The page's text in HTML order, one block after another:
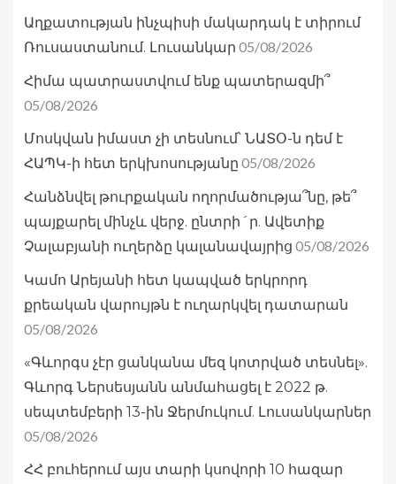
Աղքատության ինչպիսի մակարդակ է տիրում
Ռուսաստանում. Լուսանկար 05/08/2026
Հիմա պատրաստվում ենք պատերազմի՞
05/08/2026
Մոսկվան իմաստ չի տեսնում՝ ՆԱՏՕ-ն դեմ է
ՀԱՊԿ-ի հետ երկխոսությանը 05/08/2026
Հանձնվել թուրքական ողորմածությա՞նը, թե՞
պայքարել մինչև վերջ. ընտրի´ր. Ավետիք
Չալաբյանի ուղերձը կալանավայրից 05/08/2026
Կամո Արեյանի հետ կապված երկրորդ
քրեական վարույթն է ուղարկվել դատարան
05/08/2026
«Գևորգս չէր ցանկանա մեզ կոտրված տեսնել».
Գևորգ Ներսեսյանն անմահացել է 2022 թ.
սեպտեմբերի 13-ին Ջերմուկում. Լուսանկարներ
05/08/2026
ՀՀ բուհերում այս տարի կսովորի 10 հազար